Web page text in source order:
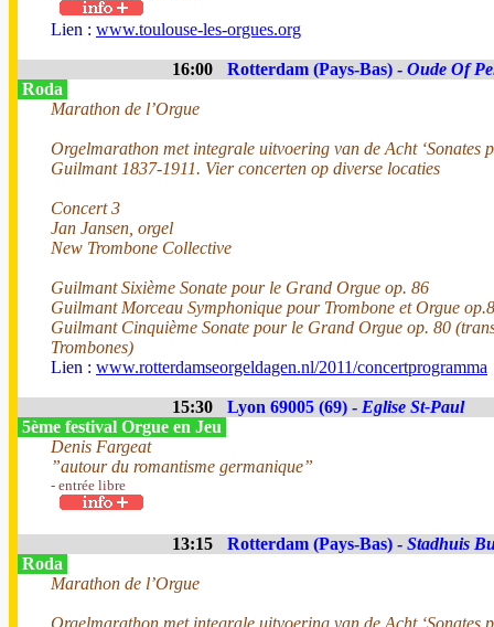
Lien : www.toulouse-les-orgues.org
16:00 Rotterdam (Pays-Bas) - Oude Of
Roda
Marathon de l’Orgue
Orgelmarathon met integrale uitvoering van de Acht ‘Sonates
Guilmant 1837-1911. Vier concerten op diverse locaties
Concert 3
Jan Jansen, orgel
New Trombone Collective
Guilmant Sixième Sonate pour le Grand Orgue op. 86
Guilmant Morceau Symphonique pour Trombone et Orgue
Guilmant Cinquième Sonate pour le Grand Orgue op. 80
Trombones)
Lien : www.rotterdamseorgeldagen.nl/2011/concertprogramma
15:30 Lyon 69005 (69) - Eglise St-Paul
5ème festival Orgue en Jeu
Denis Fargeat
”autour du romantisme germanique”
- entrée libre
13:15 Rotterdam (Pays-Bas) - Stadhuis
Roda
Marathon de l’Orgue
Orgelmarathon met integrale uitvoering van de Acht ‘Sonates